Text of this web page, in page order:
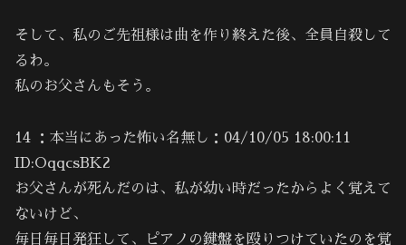
そして、私のご先祖様は曲を作り終えた後、全員自殺して
るわ。
私のお父さんもそう。
14 ：本当にあった怖い名無し：04/10/05 18:00:11
ID:OqqcsBK2
お父さんが死んだのは、私が幼い時だったからよく覚えて
ないけど、
毎日毎日発狂して、ピアノの鍵盤を殴りつけていたのを覚